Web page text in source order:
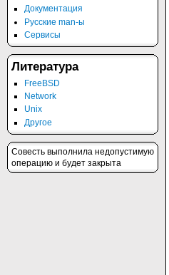
Документация
Русские man-ы
Сервисы
Литература
FreeBSD
Network
Unix
Другое
Совесть выполнила недопустимую
операцию и будет закрыта